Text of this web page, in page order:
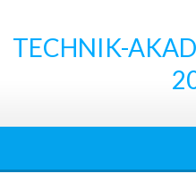
content
TECHNIK-